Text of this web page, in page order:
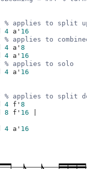
% applies to split
4 a' 16
% applies to
4 a'8
4 a' 16
% applies to solo
4 a' 16
% applies to split
4 f'8
8 f' 16
4 a' 16